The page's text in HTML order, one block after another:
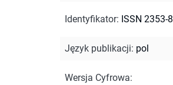
Identyfikator: ISSN 2353-
Język publikacji: pol
Wersja Cyfrowa: